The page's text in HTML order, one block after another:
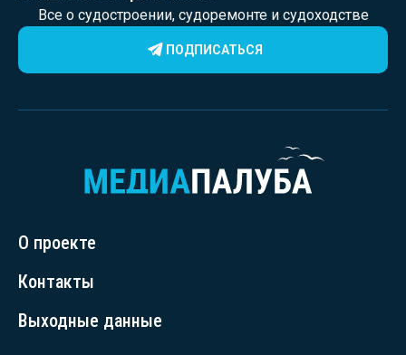
Все о судостроении, судоремонте и судоходстве
ПОДПИСАТЬСЯ
О проекте
Контакты
Выходные данные